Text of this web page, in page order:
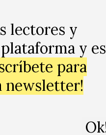
lectores y
y es
para
newsletter!